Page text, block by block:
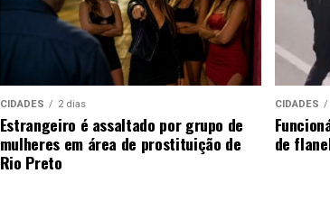
CIDADES 2 dias
Estrangeiro é assaltado por grupo de
mulheres em área de prostituição de
Rio Preto
CIDADES
de